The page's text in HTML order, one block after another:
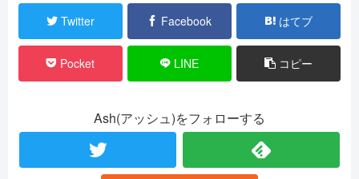
Twitter Facebook はてブ
Pocket LINE コピー
Ash(アッシュ)をフォローする